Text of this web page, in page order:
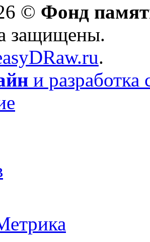
© Фонд
защищены.
.
и разработка